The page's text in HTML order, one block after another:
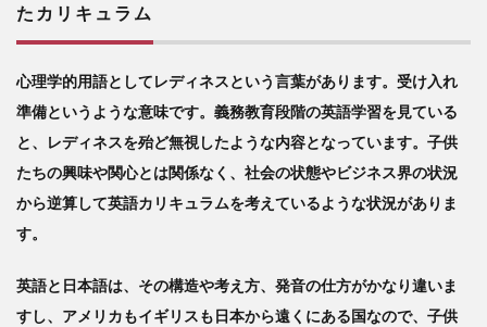
た カリキュラム
心理学的用語としてレディネスという言葉があります。受け入れ
準備というような意味です。義務教育段階の英語学習を見ている
と、レディネスを殆ど無視したような内容となっています。子供
たちの興味や関心とは関係なく、社会の状態やビジネス界の状況
から逆算して英語カリキュラムを考えているような状況がありま
す。
英語と日本語は、その構造や考え方、発音の仕方がかなり違いま
すし、アメリカもイギリスも日本から遠くにある国なので、子供